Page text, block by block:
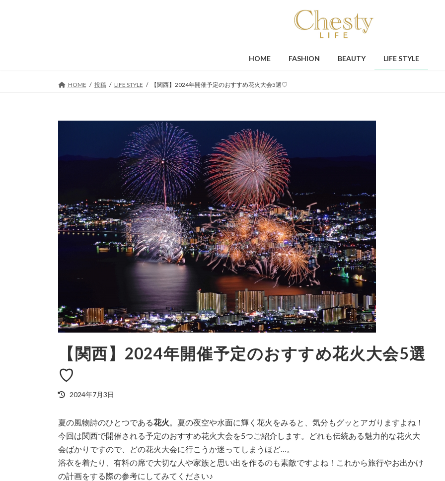
HOME FASHION BEAUTY LIFE STYLE
HOME 投稿 LIFE STYLE 【関西】2024年開催予定のおすすめ花火大会5選♡
【関西】2024年開催予定のおすすめ花火大会5選
♡
最
新
日
時
:
2024年7月3日
夏の風物詩のひとつである花火 。夏の夜空や水面に輝く花火をみると、気分もグッとアガりますよね！
今回は関西で開催される予定のおすすめ花火大会を5つご紹介します。どれも伝統ある魅力的な花火大
会ばかりですので、どの花火大会に行こうか迷ってしまうほど…。
浴衣を着たり、有料の席で大切な人や家族と思い出を作るのも素敵ですよね！これから旅行やお出かけ
の計画をする際の参考にしてみてください♪